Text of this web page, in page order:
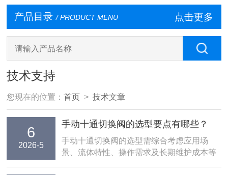
产品目录 / PRODUCT MENU 点击更多
技术支持
您现在的位置：首页 >技术文章
6
2026-5
手动十通切换阀的选型要点有哪些？
手动十通切换阀的选型需综合考虑应用场
景、流体特性、操作需求及长期维护成本等